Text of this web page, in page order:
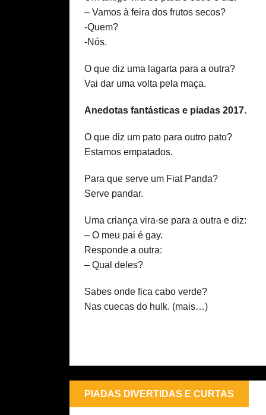
– Vamos à feira dos frutos secos?
-Quem?
-Nós.
O que diz uma lagarta para a outra?
Vai dar uma volta pela maça.
Anedotas fantásticas e piadas 2017.
O que diz um pato para outro pato?
Estamos empatados.
Para que serve um Fiat Panda?
Serve pandar.
Uma criança vira-se para a outra e diz:
– O meu pai é gay.
Responde a outra:
– Qual deles?
Sabes onde fica cabo verde?
Nas cuecas do hulk. (mais…)
PIADAS DIVERTIDAS E CURTAS